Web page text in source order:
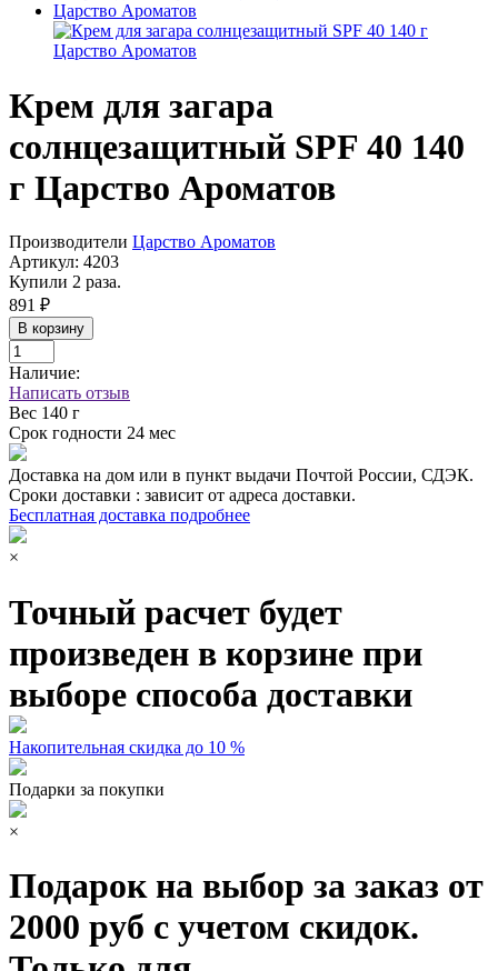
Крем для загара
солнцезащитный SPF 40 140
г Царство Ароматов
Производители Царство Ароматов
Артикул: 4203
Купили 2 раза.
891 ₽
В корзину
Наличие:
Написать отзыв
Вес 140 г
Срок годности 24 мес
Доставка на дом или в пункт выдачи Почтой России, СДЭК.
Сроки доставки : зависит от адреса доставки.
Бесплатная доставка подробнее
×
Точный расчет будет
произведен в корзине при
выборе способа доставки
Накопительная скидка до 10 %
Подарки за покупки
×
Подарок на выбор за заказ от
2000 руб с учетом скидок.